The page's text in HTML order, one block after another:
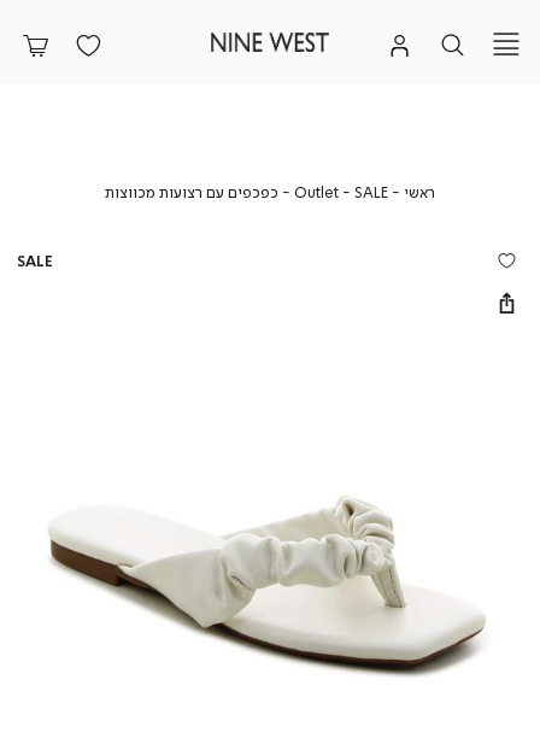
ראשי ראשי
SALE
SALE
Outlet
Outlet
כפכפים עם רצועות מכווצותכפכפים
SALE